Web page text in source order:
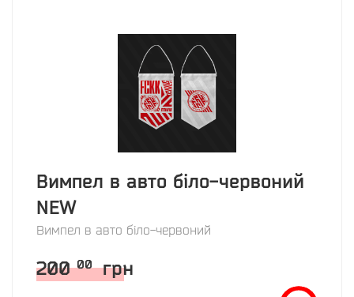
Вимпел в авто біло-червоний
NEW
Вимпел в авто біло-червоний
200 00 грн